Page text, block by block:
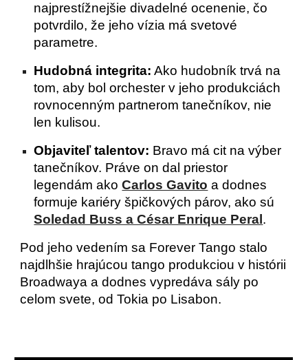
najprestížnejšie divadelné ocenenie, čo
potvrdilo, že jeho vízia má svetové
parametre.
Hudobná integrita: Ako hudobník trvá na
tom, aby bol orchester v jeho produkciách
rovnocenným partnerom tanečníkov, nie
len kulisou.
Objaviteľ talentov: Bravo má cit na výber
tanečníkov. Práve on dal priestor
legendám akoCarlos Gavito a dodnes
formuje kariéry špičkových párov, ako sú
Soledad Buss a César Enrique Peral .
Pod jeho vedením sa Forever Tango stalo
najdlhšie hrajúcou tango produkciou v histórii
Broadwaya a dodnes vypredáva sály po
celom svete, od Tokia po Lisabon.